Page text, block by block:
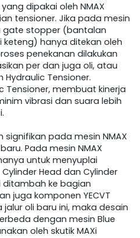
dipakai oleh NMAX
tensioner. Jika pada mesin
gate stopper (bantalan
keteng) hanya ditekan oleh
penekanan dilakukan
per dan juga oli, atau
Tensioner.
Tensioner, membuat kinerja
vibrasi dan suara lebih
pada mesin NMAX
Pada mesin NMAX
untuk menyuplai
Head dan Cylinder
ditambah ke bagian
juga komponen YECVT
jalur oli baru ini, maka desain
dengan mesin Blue
oleh skutik MAXi